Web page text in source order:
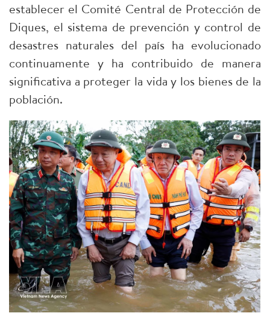
establecer el Comité Central de Protección de
Diques, el sistema de prevención y control de
desastres naturales del país ha evolucionado
continuamente y ha contribuido de manera
significativa a proteger la vida y los bienes de la
población.